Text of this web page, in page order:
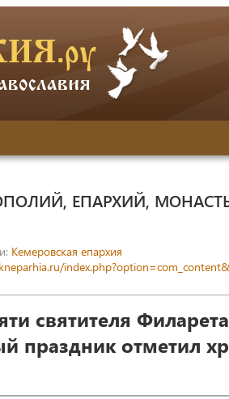
ЕПАРХИЙ,
Кемеровская епархия
святителя
праздник отметил